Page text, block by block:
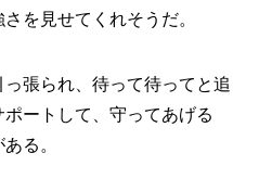
さを見せてくれそうだ。
張られ、待って待ってと追
ートして、守ってあげる
る。